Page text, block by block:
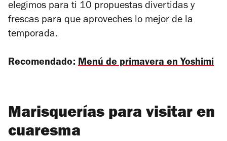
elegimos para ti 10 propuestas divertidas y
frescas para que aproveches lo mejor de la
temporada.
Recomendado: Menú de primavera en Yoshimi
Marisquerías para visitar en
cuaresma